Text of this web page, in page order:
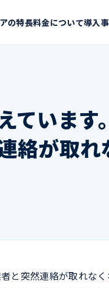
の特長料金について導入
ています
絡が取れ
と突然連絡が取れな